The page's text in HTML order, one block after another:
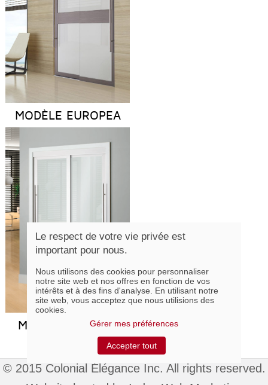
MODÈLE EUROPEA
MODÈLE LOUNGE
© 2015 Colonial Élégance Inc. All rights reserved.
Le respect de votre vie privée est
important pour nous.
Nous utilisons des cookies pour personnaliser
notre site web et nos offres en fonction de vos
intérêts et à des fins d'analyse. En utilisant notre
site web, vous acceptez que nous utilisions des
cookies.
Gérer mes préférences
Accepter tout